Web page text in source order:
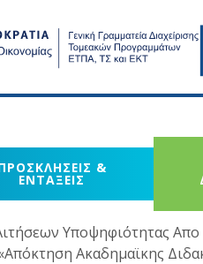
&
ΕΝΤΑΞΕΙΣ
Υποψηφιότητας Απο
Ακαδημαϊκης